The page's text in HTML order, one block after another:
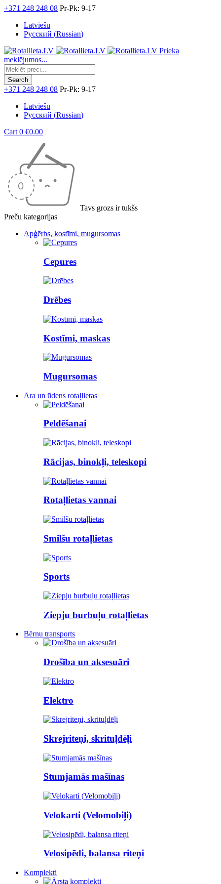
+371 248 248 08 Pr-Pk: 9-17
Latviešu
Русский (Russian)
Prieka
meklējumos...
+371 248 248 08 Pr-Pk: 9-17
Latviešu
Русский (Russian)
Cart 0 €0.00
Tavs grozs ir tukšs
Preču kategorijas
Apģērbs, kostīmi, mugursomas
Cepures
Drēbes
Kostīmi, maskas
Mugursomas
Āra un ūdens rotaļlietas
Peldēšanai
Rācijas, binokļi, teleskopi
Rotaļlietas vannai
Smilšu rotaļlietas
Sports
Ziepju burbuļu rotaļlietas
Bērnu transports
Drošība un aksesuāri
Elektro
Skrejriteņi, skrituļdēļi
Stumjamās mašīnas
Velokarti (Velomobiļi)
Velosipēdi, balansa riteņi
Komplekti